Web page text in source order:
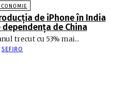
de iPhone în India
de China
trecut cu 53% mai...
SEFIRO